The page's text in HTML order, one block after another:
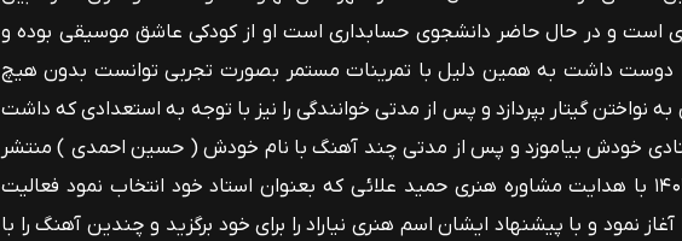
است و در حال حاضر دانشجوی حسابداری است او از کودکی عاشق موسیقی بوده و
را دوست داشت به همین دلیل با تمرینات مستمر بصورت تجربی توانست بدون هیچ
نواختن گیتار بپردازد و پس از مدتی خوانندگی را نیز با توجه به استعدادی که داشت
خودش بیاموزد و پس از مدتی چند آهنگ با نام خودش ( حسین احمدی ) منتشر
کند در سال ۱۴۰۳ با هدایت مشاوره هنری حمید علائی که بعنوان استاد خود انتخاب نمود فعالیت
نمود و با پیشنهاد ایشان اسم هنری نیاراد را برای خود برگزید و چندین آهنگ را با